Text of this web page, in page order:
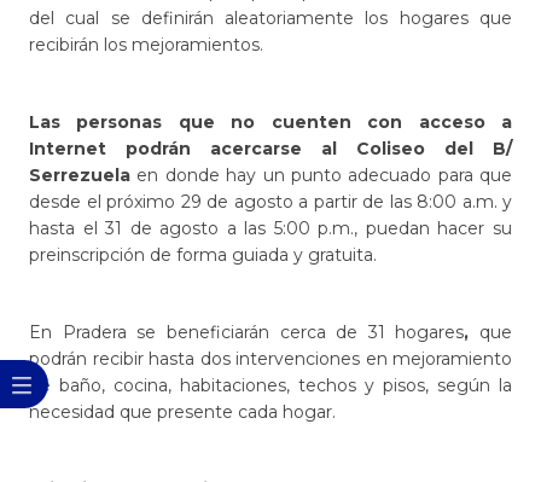
del cual se definirán aleatoriamente los hogares que
recibirán los mejoramientos.
Las personas que no cuenten con acceso a
Internet podrán acercarse al Coliseo del B/
Serrezuela en donde hay un punto adecuado para que
desde el próximo 29 de agosto a partir de las 8:00 a.m. y
hasta el 31 de agosto a las 5:00 p.m., puedan hacer su
preinscripción de forma guiada y gratuita.
En Pradera se beneficiarán cerca de 31 hogares, que
podrán recibir hasta dos intervenciones en mejoramiento
de baño, cocina, habitaciones, techos y pisos, según la
necesidad que presente cada hogar.